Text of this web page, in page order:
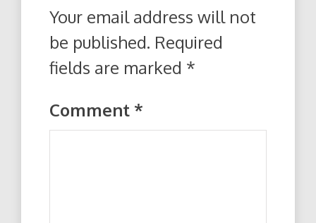
Your email address will not
be published. Required
fields are marked *
Comment *